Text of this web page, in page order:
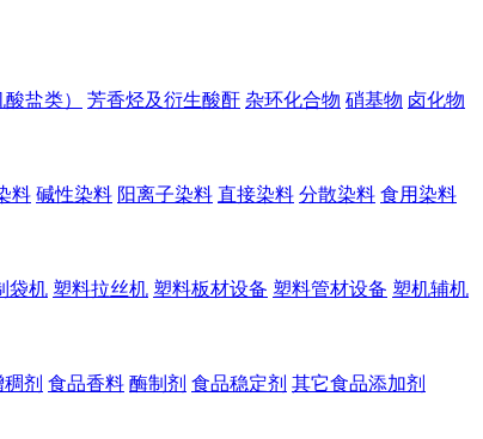
盐类） 芳香烃及衍生酸酐 杂环化合物 硝基物 卤化物
料 碱性染料 阳离子染料 直接染料 分散染料 食用染料
袋机 塑料拉丝机 塑料板材设备 塑料管材设备 塑机辅机
剂 食品香料 酶制剂 食品稳定剂 其它食品添加剂